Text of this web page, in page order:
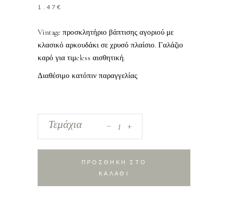
1.47€
Vintage προσκλητήριο βάπτισης αγοριού με
κλασικό αρκουδάκι σε χρυσό πλαίσιο. Γαλάζιο
καρό για τιμeless αισθητική.
Διαθέσιμο κατόπιν παραγγελίας
Προσκλητήριο
Αρκουδάκι
Τεμάχια +
ΠΡΟΣΘΗΚΗ ΣΤΟ
ΚΑΛΑΘΙ